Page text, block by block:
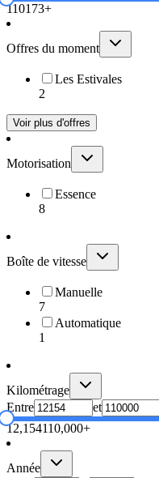
110173+
Offres du moment
Les Estivales
2
Voir plus d'offres
Motorisation
Essence
8
Boîte de vitesse
Manuelle
7
Automatique
1
Kilométrage
Entre
et
12,154110,000+
Année